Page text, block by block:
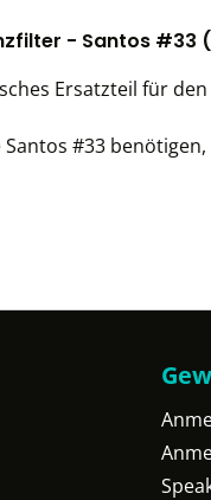
- Santos #33
Ersatzteil für den
#33